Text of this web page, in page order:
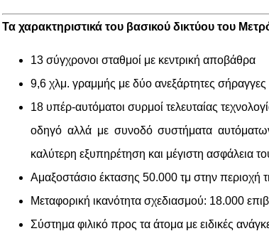
Τα χαρακτηριστικά του βασικού δικτύου του
13 σύγχρονοι σταθμοί με κεντρική αποβάθρα
9,6 χλμ. γραμμής με δύο ανεξάρτητες σήραγγες
18 υπέρ-αυτόματοι συρμοί τελευταίας
οδηγό αλλά με συνοδό συστήματα
καλύτερη εξυπηρέτηση και μέγιστη ασφάλεια
Αμαξοστάσιο έκτασης 50.000 τμ στην περιοχή
Μεταφορική ικανότητα σχεδιασμού: 18.000
Σύστημα φιλικό προς τα άτομα με ειδικές